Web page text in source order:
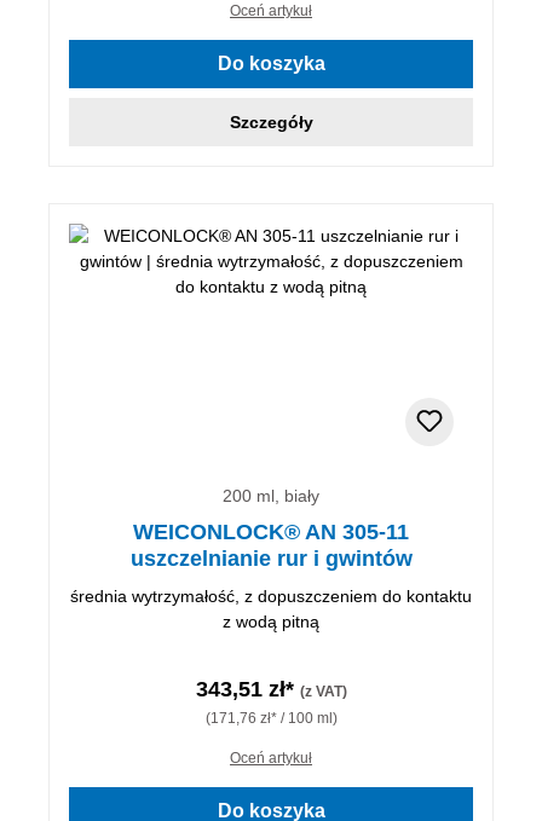
Oceń artykuł
Do koszyka
Szczegóły
200 ml, biały
WEICONLOCK® AN 305-11
uszczelnianie rur i gwintów
średnia wytrzymałość, z dopuszczeniem do kontaktu
z wodą pitną
343,51 zł* (z VAT)
(171,76 zł* / 100 ml)
Oceń artykuł
Do koszyka